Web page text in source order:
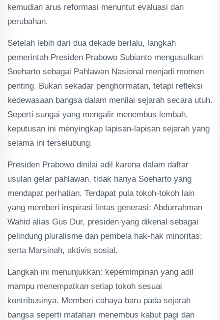
kemudian arus reformasi menuntut evaluasi dan
perubahan.
Setelah lebih dari dua dekade berlalu, langkah
pemerintah Presiden Prabowo Subianto mengusulkan
Soeharto sebagai Pahlawan Nasional menjadi momen
penting. Bukan sekadar penghormatan, tetapi refleksi
kedewasaan bangsa dalam menilai sejarah secara utuh.
Seperti sungai yang mengalir menembus lembah,
keputusan ini menyingkap lapisan-lapisan sejarah yang
selama ini terselubung.
‎Presiden Prabowo dinilai adil karena dalam daftar
usulan gelar pahlawan, tidak hanya Soeharto yang
mendapat perhatian. Terdapat pula tokoh-tokoh lain
yang memberi inspirasi lintas generasi: Abdurrahman
Wahid alias Gus Dur, presiden yang dikenal sebagai
pelindung pluralisme dan pembela hak-hak minoritas;
serta Marsinah, aktivis sosial.
Langkah ini menunjukkan: kepemimpinan yang adil
mampu menempatkan setiap tokoh sesuai
kontribusinya. Memberi cahaya baru pada sejarah
bangsa seperti matahari menembus kabut pagi dan